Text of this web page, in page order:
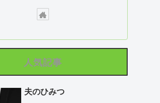
人気記事
夫のひみつ